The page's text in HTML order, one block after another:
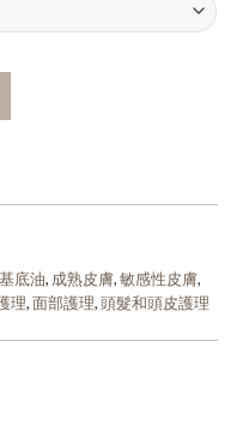
底油, 成熟皮膚,敏感性皮膚,
理,面部護理,頭髮和頭皮護理